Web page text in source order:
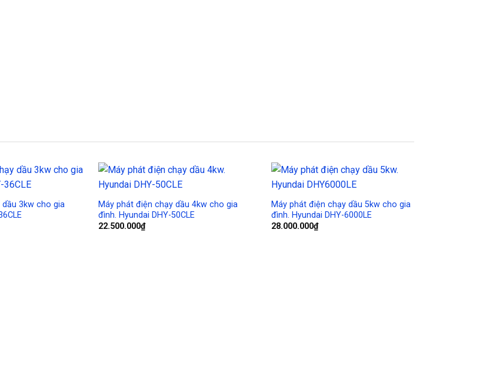
Wishlist
3kw cho gia
Wishlist
Máy phát điện chạy dầu 4kw cho gia
đình. Hyundai DHY-50CLE
22.500.000₫
Wishlist
Máy phát điện chạy dầu 5kw cho gia
đình. Hyundai DHY-6000LE
28.000.000₫